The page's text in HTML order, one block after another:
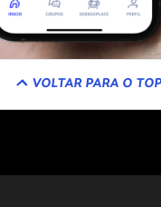
VOLTAR PARA O